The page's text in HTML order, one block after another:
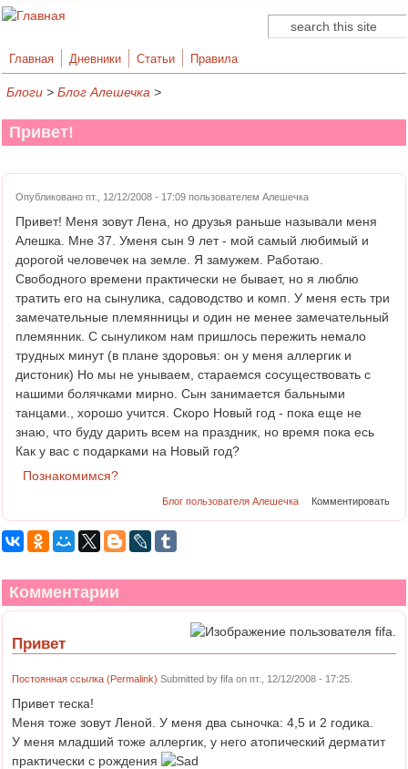
Форма поиска
Поиск
Главная Дневники Статьи Правила
Блоги > Блог Алешечка >
Привет!
Опубликовано пт., 12/12/2008 - 17:09 пользователем Алешечка
Привет! Меня зовут Лена, но друзья раньше называли меня
Алешка. Мне 37. Уменя сын 9 лет - мой самый любимый и
дорогой человечек на земле. Я замужем. Работаю.
Свободного времени практически не бывает, но я люблю
тратить его на сынулика, садоводство и комп. У меня есть три
замечательные племянницы и один не менее замечательный
племянник. С сынуликом нам пришлось пережить немало
трудных минут (в плане здоровья: он у меня аллергик и
дистоник) Но мы не унываем, стараемся сосуществовать с
нашими болячками мирно. Сын занимается бальными
танцами., хорошо учится. Скоро Новый год - пока еще не
знаю, что буду дарить всем на праздник, но время пока есь
Как у вас с подарками на Новый год?
Познакомимся?
Блог пользователя Алешечка Комментировать
Комментарии
Привет
Постоянная ссылка (Permalink) Submitted by fifa on пт., 12/12/2008 - 17:25.
Привет теска!
Меня тоже зовут Леной. У меня два сыночка: 4,5 и 2 годика.
У меня младший тоже аллергик, у него атопический дерматит
практически с рождения